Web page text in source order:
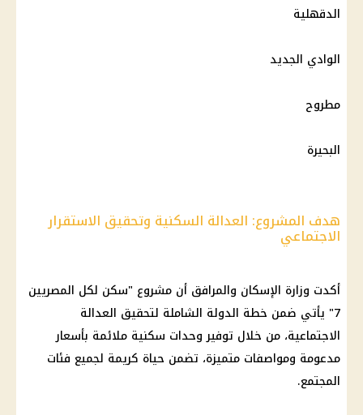
الدقهلية
الوادي الجديد
مطروح
البحيرة
هدف المشروع: العدالة السكنية وتحقيق الاستقرار
الاجتماعي
أكدت وزارة الإسكان والمرافق أن مشروع "سكن لكل المصريين
7" يأتي ضمن خطة الدولة الشاملة لتحقيق
العدالة
الاجتماعية، من خلال توفيروحدات سكنية ملائمة بأسعار
مدعومة ومواصفات متميزة، تضمن حياة كريمة لجميع فئات
المجتمع.